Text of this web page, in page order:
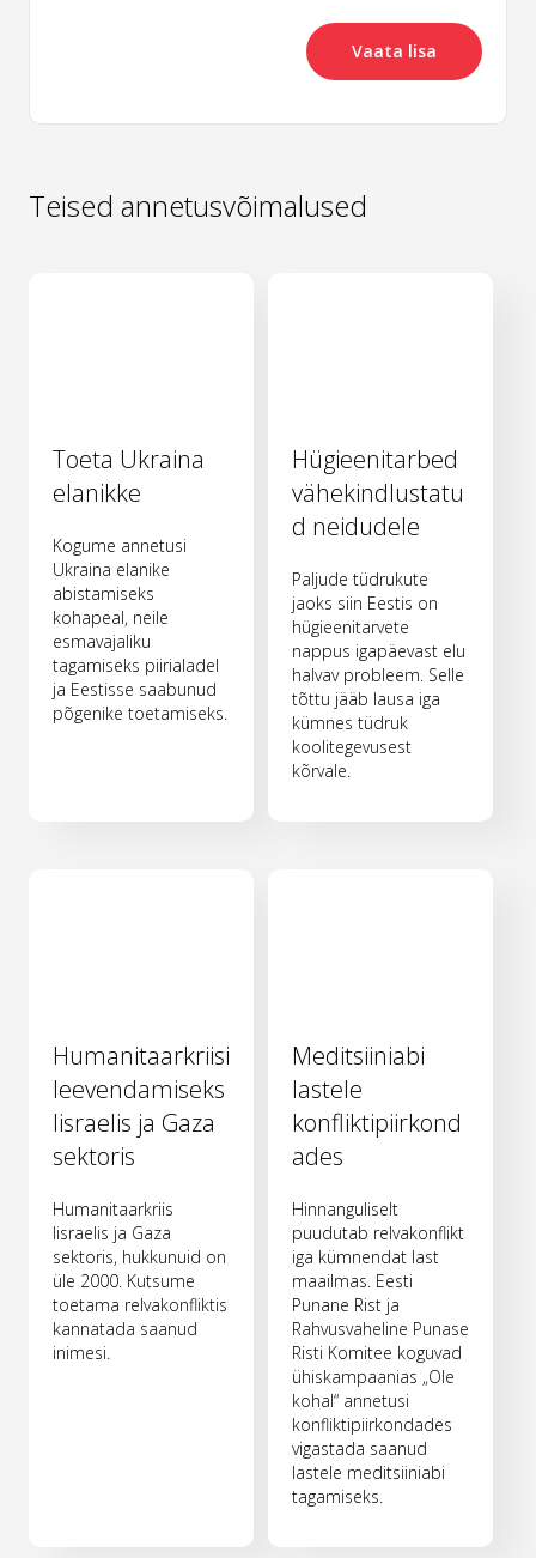
Vaata lisa
Teised annetusvõimalused
Toeta Ukraina
elanikke
Kogume annetusi
Ukraina elanike
abistamiseks
kohapeal, neile
esmavajaliku
tagamiseks piirialadel
ja Eestisse saabunud
põgenike toetamiseks.
Hügieenitarbed
vähekindlustatu
d neidudele
Paljude tüdrukute
jaoks siin Eestis on
hügieenitarvete
nappus igapäevast elu
halvav probleem. Selle
tõttu jääb lausa iga
kümnes tüdruk
koolitegevusest
kõrvale.
Humanitaarkriisi
leevendamiseks
Iisraelis ja Gaza
sektoris
Humanitaarkriis
Iisraelis ja Gaza
sektoris, hukkunuid on
üle 2000. Kutsume
toetama relvakonfliktis
kannatada saanud
inimesi.
Meditsiiniabi
lastele
konfliktipiirkond
ades
Hinnanguliselt
puudutab relvakonflikt
iga kümnendat last
maailmas. Eesti
Punane Rist ja
Rahvusvaheline Punase
Risti Komitee koguvad
ühiskampaanias „Ole
kohal“ annetusi
konfliktipiirkondades
vigastada saanud
lastele meditsiiniabi
tagamiseks.